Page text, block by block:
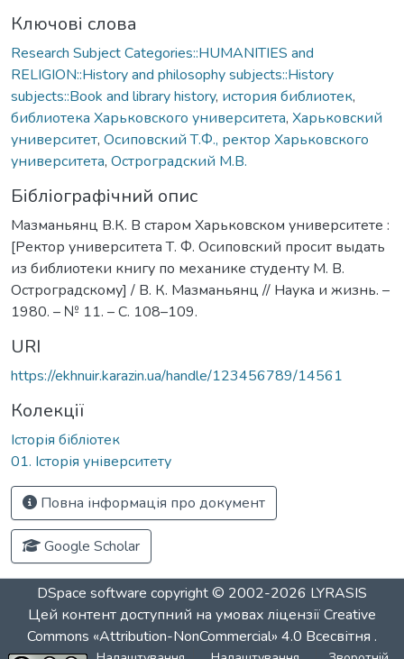
Ключові слова
Research Subject Categories::HUMANITIES and
RELIGION::History and philosophy subjects::History
subjects::Book and library history, история библиотек,
библиотека Харьковского университета, Харьковский
университет, Осиповский Т.Ф., ректор Харьковского
университета, Остроградский М.В.
Бібліографічний опис
Мазманьянц В.К. В старом Харьковском университете :
[Ректор университета Т. Ф. Осиповский просит выдать
из библиотеки книгу по механике студенту М. В.
Остроградскому] / В. К. Мазманьянц // Наука и жизнь. –
1980. – № 11. – С. 108–109.
URI
https://ekhnuir.karazin.ua/handle/123456789/14561
Колекції
Історія бібліотек
01. Історія університету
Повна інформація про документ
Google Scholar
DSpace software copyright © 2002-2026 LYRASIS
Цей контент доступний на умовах ліцензіїCreative
Commons «Attribution-NonCommercial» 4.0 Всесвітня .